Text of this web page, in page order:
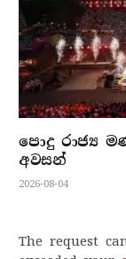
පොදු රාජ්‍ය
අවසන්
2026-08-04
The request